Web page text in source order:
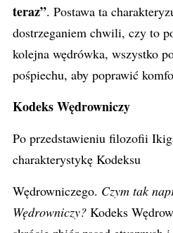
teraz”. Postawa ta
dostrzeganiem chwili, czy to
kolejna wędrówka, wszystko
pośpiechu, aby poprawić
Kodeks Wędrowniczy
Po przedstawieniu filozofii
charakterystykę Kodeksu
Wędrowniczego. Czym tak
Wędrowniczy? Kodeks